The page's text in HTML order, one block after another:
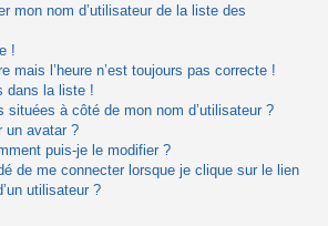
mon nom d’utilisateur de la liste des
!
mais l’heure n’est toujours pas correcte !
dans la liste !
situées à côté de mon nom d’utilisateur ?
un avatar ?
puis-je le modifier ?
de me connecter lorsque je clique sur le lien
utilisateur ?